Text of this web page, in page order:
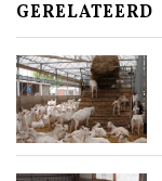
GERELATEERD